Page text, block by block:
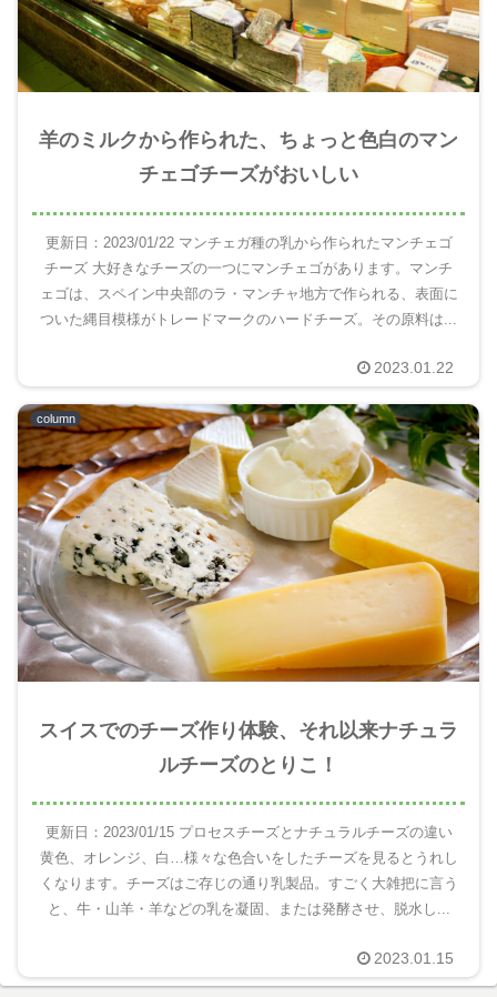
羊のミルクから作られた、ちょっと色白のマン
チェゴチーズがおいしい
更新日：2023/01/22 マンチェガ種の乳から作られたマンチェゴ
チーズ 大好きなチーズの一つにマンチェゴがあります。マンチ
ェゴは、スペイン中央部のラ・マンチャ地方で作られる、表面に
ついた縄目模様がトレードマークのハードチーズ。その原料は...
2023.01.22
column
スイスでのチーズ作り体験、それ以来ナチュラ
ルチーズのとりこ！
更新日：2023/01/15 プロセスチーズとナチュラルチーズの違い
黄色、オレンジ、白…様々な色合いをしたチーズを見るとうれし
くなります。チーズはご存じの通り乳製品。すごく大雑把に言う
と、牛・山羊・羊などの乳を凝固、または発酵させ、脱水し...
2023.01.15